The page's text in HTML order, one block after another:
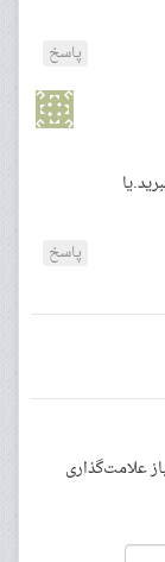
پاسخ
پاسخ
علامت‌گذاری